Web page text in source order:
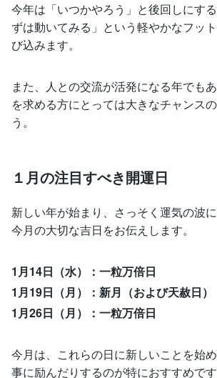
今年は「いつかやろう」と後回しにす
ずは動いてみる」という軽やかなフッ
び込みます。
また、人との交流が活発になる年でも
を求める方にとっては大きなチャンス
う。
１月の注目すべき開運日
新しい年が始まり、さっそく運気の波に
今月の大切な吉日をお伝えします。
1月14日（水）：一粒万倍日
1月19日（月）：新月（および天赦日）
1月26日（月）：一粒万倍日
今月は、これらの日に新しいことを始
事に励んだりするのが特におすすめです